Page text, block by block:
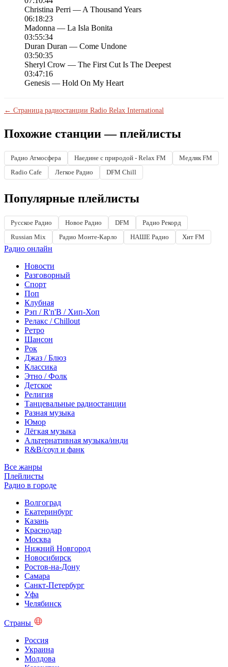
Christina Perri — A Thousand Years
06:18:23
Madonna — La Isla Bonita
03:55:34
Duran Duran — Come Undone
03:50:35
Sheryl Crow — The First Cut Is The Deepest
03:47:16
Genesis — Hold On My Heart
← Страница радиостанции Radio Relax International
Похожие станции — плейлисты
Радио Атмосфера Наедине с природой - Relax FM
Медляк FM
Radio Cafe
Легкое Радио DFM Chill
Популярные плейлисты
Русское Радио Новое Радио DFM
Радио Рекорд
Russian Mix
Радио Монте-Карло НАШЕ Радио Хит FM
Радио онлайн
Новости
Разговорный
Спорт
Поп
Клубная
Рэп / R'n'B / Хип-Хоп
Релакс / Chillout
Ретро
Шансон
Рок
Джаз / Блюз
Классика
Этно / Фолк
Детское
Религия
Танцевальные радиостанции
Разная музыка
Юмор
Лёгкая музыка
Альтернативная музыка/инди
R&B/cоул и фанк
Все жанры
Плейлисты
Радио в городе
Волгоград
Екатеринбург
Казань
Краснодар
Москва
Нижний Новгород
Новосибирск
Ростов-на-Дону
Самара
Санкт-Петербург
Уфа
Челябинск
Страны
Россия
Украина
Молдова